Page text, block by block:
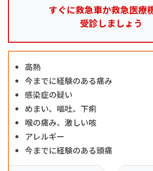
すぐに救急車か救急医療
受診しましょう
高熱
今までに経験のある痛み
感染症の疑い
めまい、嘔吐、下痢
喉の痛み、激しい咳
アレルギー
今までに経験のある頭痛